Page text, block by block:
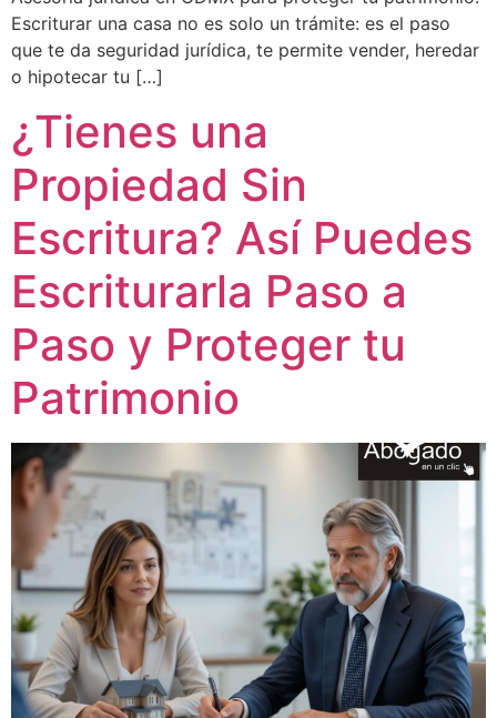
Escriturar una casa no es solo un trámite: es el paso
que te da seguridad jurídica, te permite vender, heredar
o hipotecar tu […]
¿Tienes una
Propiedad Sin
Escritura? Así Puedes
Escriturarla Paso a
Paso y Proteger tu
Patrimonio